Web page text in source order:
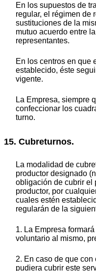
En los supuestos de
regular, el régimen de
sustituciones de la
mutuo acuerdo entre
representantes.
En los centros en que
establecido, éste
vigente.
La Empresa, siempre
confeccionar los
turno.
15. Cubreturnos.
La modalidad de
productor designado
obligación de cubrir el
productor, por
cuales estén
regularán de la
1. La Empresa
voluntario al mismo,
2. En caso de que
pudiera cubrir este